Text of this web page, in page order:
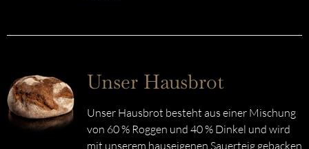
Unser Hausbrot
Unser Hausbrot besteht aus einer Mischung
von 60 % Roggen und 40 % Dinkel und wird
mit unserem hauseigenen Sauerteig gebacken